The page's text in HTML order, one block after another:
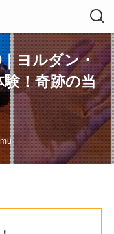
ヨルダン・
！奇跡の当